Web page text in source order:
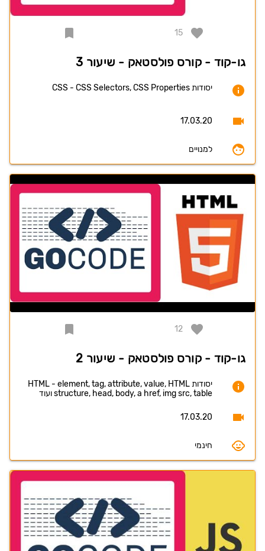
15
גו-קוד - קורס פולסטאק - שיעור 3
יסודות CSS - CSS Selectors, CSS Properties
17.03.20
למנויים
12
גו-קוד - קורס פולסטאק - שיעור 2
יסודות HTML - element, tag, attribute, value, HTML
structure, head, body, a href, img src, table ועוד
17.03.20
חינמי